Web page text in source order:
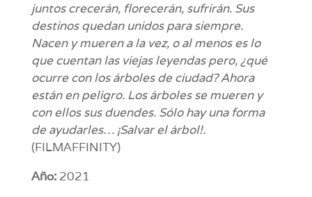
juntos crecerán, florecerán, sufrirán. Sus
destinos quedan unidos para siempre.
Nacen y mueren a la vez, o al menos es lo
que cuentan las viejas leyendas pero, ¿qué
ocurre con los árboles de ciudad? Ahora
están en peligro. Los árboles se mueren y
con ellos sus duendes. Sólo hay una forma
de ayudarles… ¡Salvar el árbol!.
(FILMAFFINITY)
Año:2021